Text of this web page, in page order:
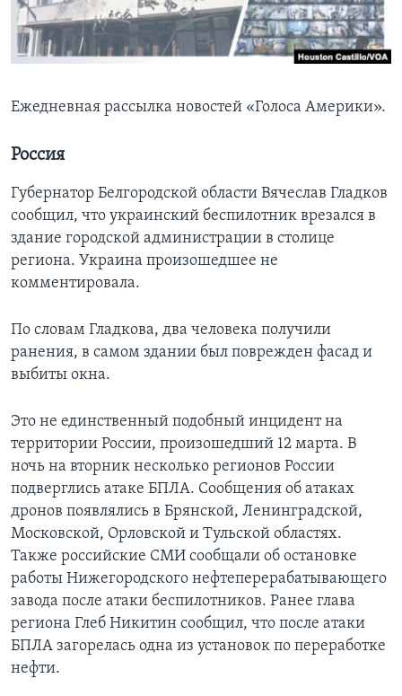
Learning English
Языки
Ежедневная рассылка новостей «Голоса Америки».
Россия
Губернатор Белгородской области Вячеслав Гладков
сообщил, что украинский беспилотник врезался в
здание городской администрации в столице
региона. Украина произошедшее не
комментировала.
По словам Гладкова, два человека получили
ранения, в самом здании был поврежден фасад и
выбиты окна.
Это не единственный подобный инцидент на
территории России, произошедший 12 марта. В
ночь на вторник несколько регионов России
подверглись атаке БПЛА. Сообщения об атаках
дронов появлялись в Брянской, Ленинградской,
Московской, Орловской и Тульской областях.
Также российские СМИ сообщали об остановке
работы Нижегородского нефтеперерабатывающего
завода после атаки беспилотников. Ранее глава
региона Глеб Никитин сообщил, что после атаки
БПЛА загорелась одна из установок по переработке
нефти.